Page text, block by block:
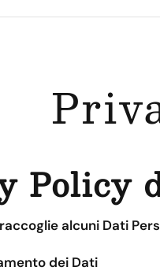
Policy
alcuni Dati
dei Dati